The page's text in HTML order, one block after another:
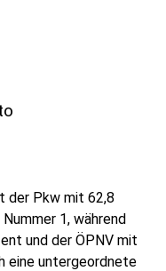
der Pkw mit 62,8
1, während
und der ÖPNV mit
eine untergeordnete